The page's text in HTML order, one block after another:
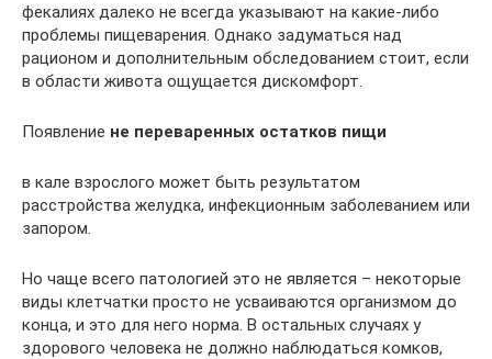
фекалиях далеко не всегда указывают на какие-либо
проблемы пищеварения. Однако задуматься над
рационом и дополнительным обследованием стоит, если
в области живота ощущается дискомфорт.
Появление не переваренных остатков пищи
в кале взрослого может быть результатом
расстройства желудка, инфекционным заболеванием или
запором.
Но чаще всего патологией это не является – некоторые
виды клетчатки просто не усваиваются организмом до
конца, и это для него норма. В остальных случаях у
здорового человека не должно наблюдаться комков,